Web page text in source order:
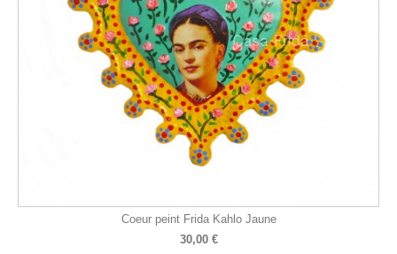
Coeur peint Frida Kahlo Jaune
30,00 €